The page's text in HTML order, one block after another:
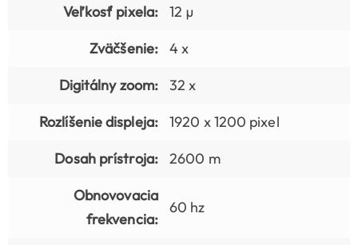
Veľkosť pixela:
12 µ
Zväčšenie:
4 x
Digitálny zoom:
32 x
Rozlíšenie displeja:
1920 x 1200 pixel
Dosah prístroja:
2600 m
Obnovovacia
frekvencia:
60 hz